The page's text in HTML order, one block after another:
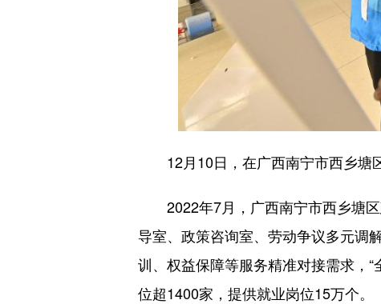
12月10日，在广西南宁市西乡塘区
2022年7月，广西南宁市西乡塘区
导室、政策咨询室、劳动争议多元调
训、权益保障等服务精准对接需求，
位超1400家，提供就业岗位15万个。